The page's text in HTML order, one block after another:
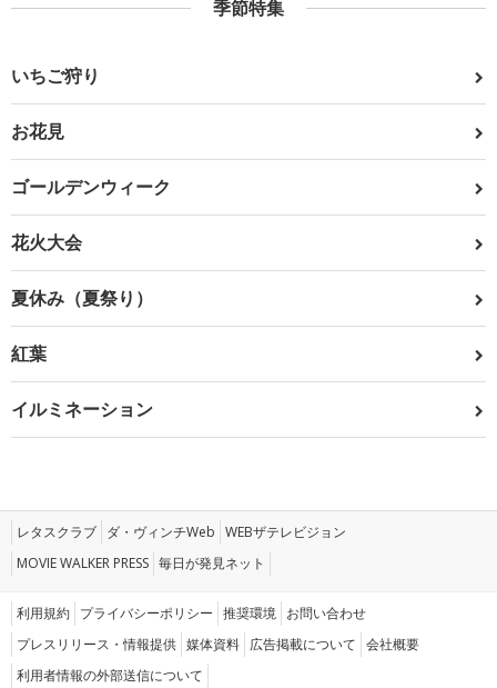
季節特集
いちご狩り
お花見
ゴールデンウィーク
花火大会
夏休み（夏祭り）
紅葉
イルミネーション
レタスクラブ ダ・ヴィンチWeb WEBザテレビジョン
MOVIE WALKER PRESS 毎日が発見ネット
利用規約 プライバシーポリシー 推奨環境 お問い合わせ
プレスリリース・情報提供 媒体資料 広告掲載について 会社概要
利用者情報の外部送信について